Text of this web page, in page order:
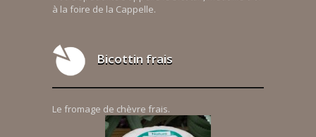
à la foire de la Cappelle.
Bicottin frais
Le fromage de chèvre frais.